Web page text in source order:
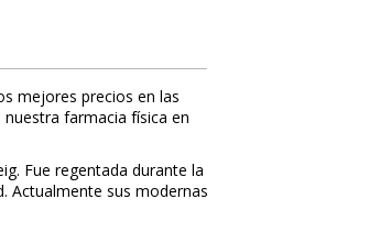
mejores precios en las
farmacia física en
Fue regentada durante la
Actualmente sus modernas